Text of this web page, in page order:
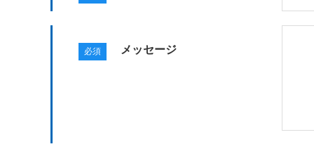
メッセージ